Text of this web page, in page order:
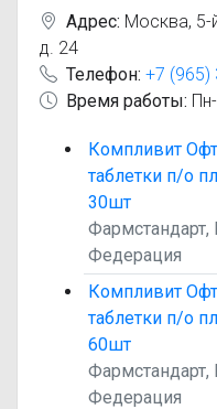
Адрес: Москва, 5-
д. 24
Телефон: +7 (965)
Время работы:
Компливит
таблетки п/о
30шт
Фармстандарт,
Федерация
Компливит
таблетки п/о
60шт
Фармстандарт,
Федерация